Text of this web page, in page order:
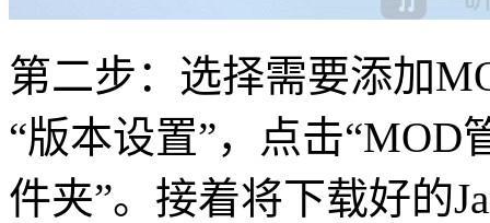
第二步：选择需要添加
“版本设置”，点击“MOD
件夹”。接着将下载好的